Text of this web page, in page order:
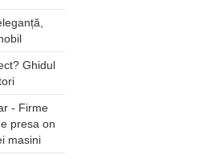
Ghidul
- Firme
presa on
masini